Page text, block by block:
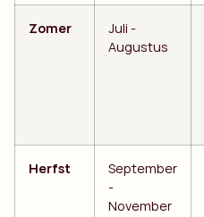
Zomer
Juli -
Augustus
Herfst
September
-
November